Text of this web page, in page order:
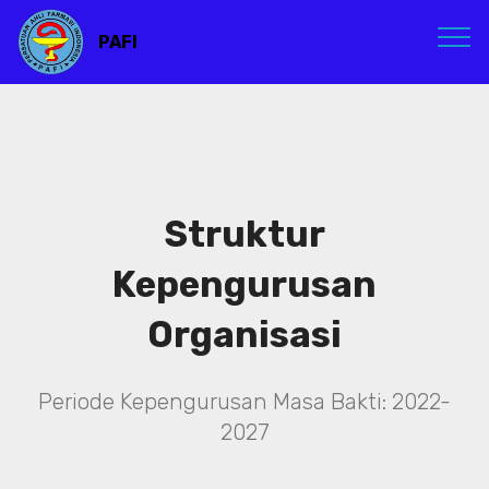
PAFI
Struktur
Kepengurusan
Organisasi
Periode Kepengurusan Masa Bakti: 2022-
2027